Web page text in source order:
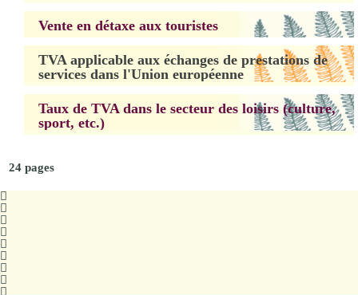
Vente en détaxe aux touristes
TVA applicable aux échanges de prestations de
services dans l'Union européenne
Taux de TVA dans le secteur des loisirs (culture,
sport, etc.)
24 pages